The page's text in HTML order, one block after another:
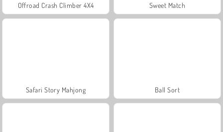
Offroad Crash Climber 4X4 Sweet Match
Safari Story Mahjong Ball Sort